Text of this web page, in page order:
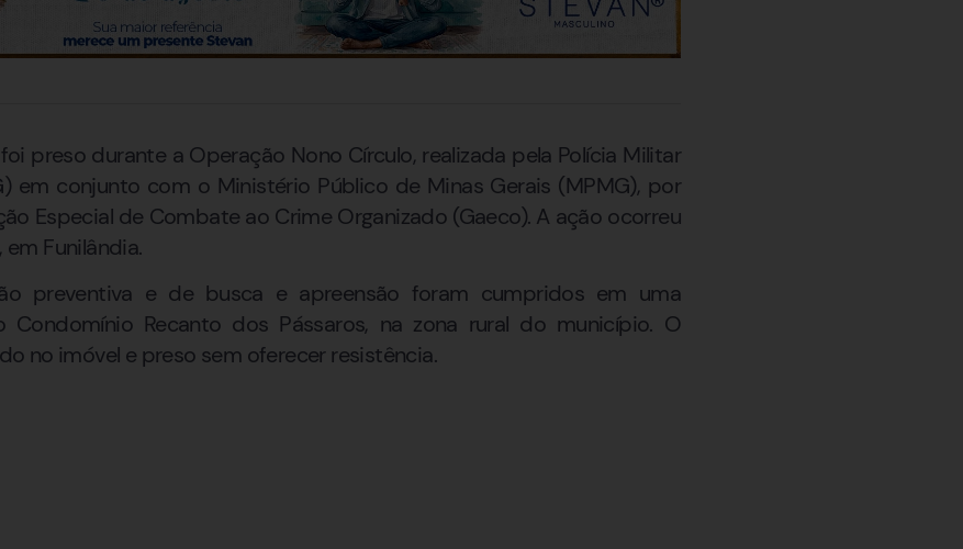
preso durante a Operação Nono Círculo, realizada pela Polícia Militar
em conjunto com o Ministério Público de Minas Gerais (MPMG), por
Especial de Combate ao Crime Organizado (Gaeco). A ação ocorreu
Funilândia.
preventiva e de busca e apreensão foram cumpridos em uma
Condomínio Recanto dos Pássaros, na zona rural do município. O
no imóvel e preso sem oferecer resistência.